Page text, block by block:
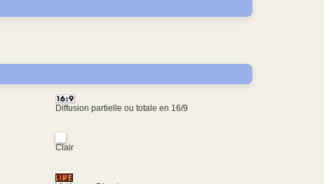
Diffusion partielle ou totale en 16/9
Clair